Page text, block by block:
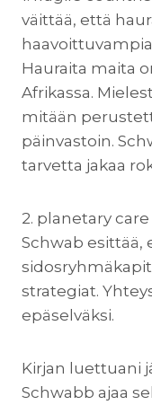
väittää, että
Hauraita maita
Afrikassa.
mitään
päinvastoin.
tarvetta jakaa
2. planetary
Schwab esittää,
strategiat.
epäselväksi.
Kirjan luettuani
Schwabb ajaa